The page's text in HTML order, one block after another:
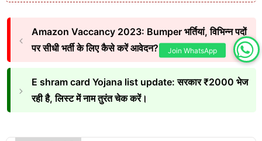
Amazon Vaccancy 2023: Bumper भर्तियां, विभिन्न पदों
पर सीधी भर्ती के लिए कैसे करें आवेदन?
E shram card Yojana list update: सरकार ₹2000 भेज
रही है, लिस्ट में नाम तुरंत चेक करें।
Join WhatsApp